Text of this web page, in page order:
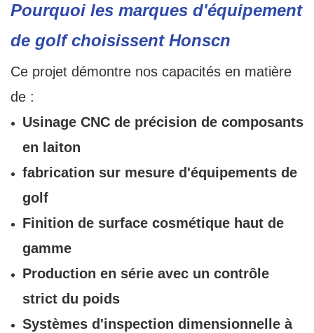
Pourquoi les marques d'équipement
de golf choisissent Honscn
Ce projet démontre nos capacités en matière
de :
Usinage CNC de précision de composants
en laiton
fabrication sur mesure d'équipements de
golf
Finition de surface cosmétique haut de
gamme
Production en série avec un contrôle
strict du poids
Systèmes d'inspection dimensionnelle à